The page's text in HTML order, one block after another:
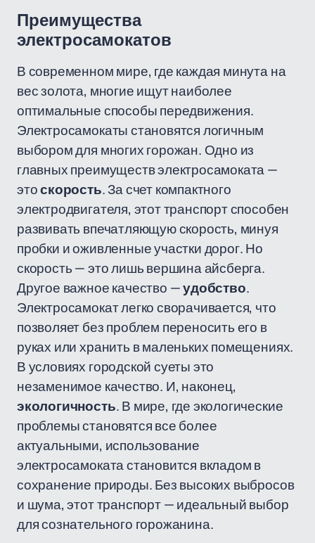
Преимущества
электросамокатов
В современном мире, где каждая минута на
вес золота, многие ищут наиболее
оптимальные способы передвижения.
Электросамокаты становятся логичным
выбором для многих горожан. Одно из
главных преимуществ электросамоката —
этоскорость. За счет компактного
электродвигателя, этот транспорт способен
развивать впечатляющую скорость, минуя
пробки и оживленные участки дорог. Но
скорость — это лишь вершина айсберга.
Другое важное качество —удобство.
Электросамокат легко сворачивается, что
позволяет без проблем переносить его в
руках или хранить в маленьких помещениях.
В условиях городской суеты это
незаменимое качество. И, наконец,
экологичность. В мире, где экологические
проблемы становятся все более
актуальными, использование
электросамоката становится вкладом в
сохранение природы. Без высоких выбросов
и шума, этот транспорт — идеальный выбор
для сознательного горожанина.